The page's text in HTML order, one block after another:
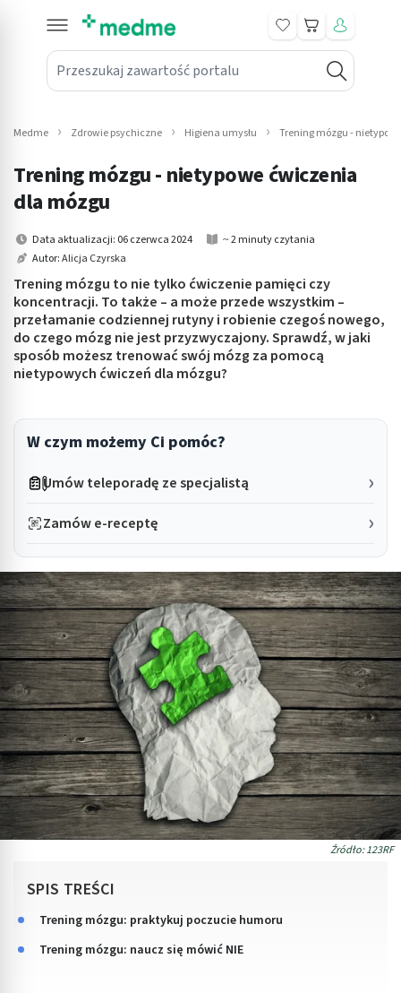
Przeszukaj zawartość portalu
Koszyk
submenu: Leki na receptę
submenu: Mama i dziecko
submenu: Kosmetyki
submenu: Higiena
submenu: Sprzęt medyczny
submenu: Intymne
Medme Zdrowie psychiczne Higiena umysłu Trening mózgu -
Trening mózgu - nietypowe ćwiczenia
dla mózgu
Data aktualizacji: 06 czerwca 2024
~ 2 minuty czytania
Autor:Alicja Czyrska
Trening mózgu to nie tylko ćwiczenie pamięci czy
koncentracji. To także – a może przede wszystkim –
przełamanie codziennej rutyny i robienie czegoś nowego,
do czego mózg nie jest przyzwyczajony. Sprawdź, w jaki
sposób możesz trenować swój mózg za pomocą
nietypowych ćwiczeń dla mózgu?
W czym możemy Ci pomóc?
Umów teleporadę ze specjalistą
Zamów e-receptę
Źródło: 123RF
SPIS TREŚCI
Trening mózgu: praktykuj poczucie humoru
Trening mózgu: naucz się mówić NIE